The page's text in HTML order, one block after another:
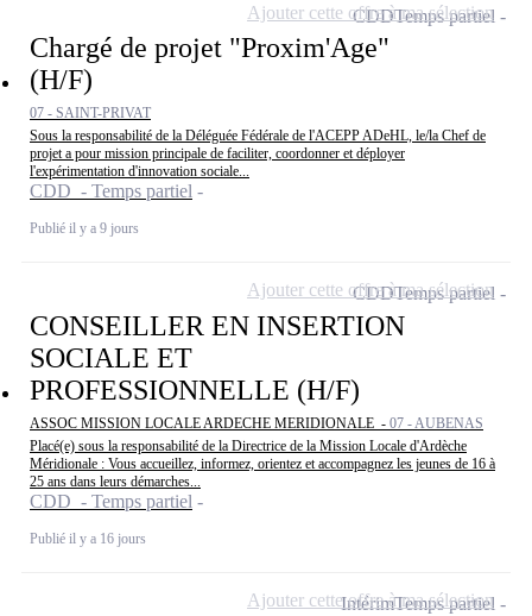
Chargé de projet "Proxim'Age"
(H/F)
07 - SAINT-PRIVAT
Sous la responsabilité de la Déléguée Fédérale de l'ACEPP ADeHL, le/la Chef de
projet a pour mission principale de faciliter, coordonner et déployer
l'expérimentation d'innovation sociale...
CDD - Temps partiel
Publié il y a 9 jours
CDDTemps partiel
Ajouter cette offre à ma sélection
CONSEILLER EN INSERTION
SOCIALE ET
PROFESSIONNELLE (H/F)
ASSOC MISSION LOCALE ARDECHE MERIDIONALE - 07 - AUBENAS
Placé(e) sous la responsabilité de la Directrice de la Mission Locale d'Ardèche
Méridionale : Vous accueillez, informez, orientez et accompagnez les jeunes de 16 à
25 ans dans leurs démarches...
CDD - Temps partiel
Publié il y a 16 jours
CDDTemps partiel
Ajouter cette offre à ma sélection
IntérimTemps partiel
Ajouter cette offre à ma sélection